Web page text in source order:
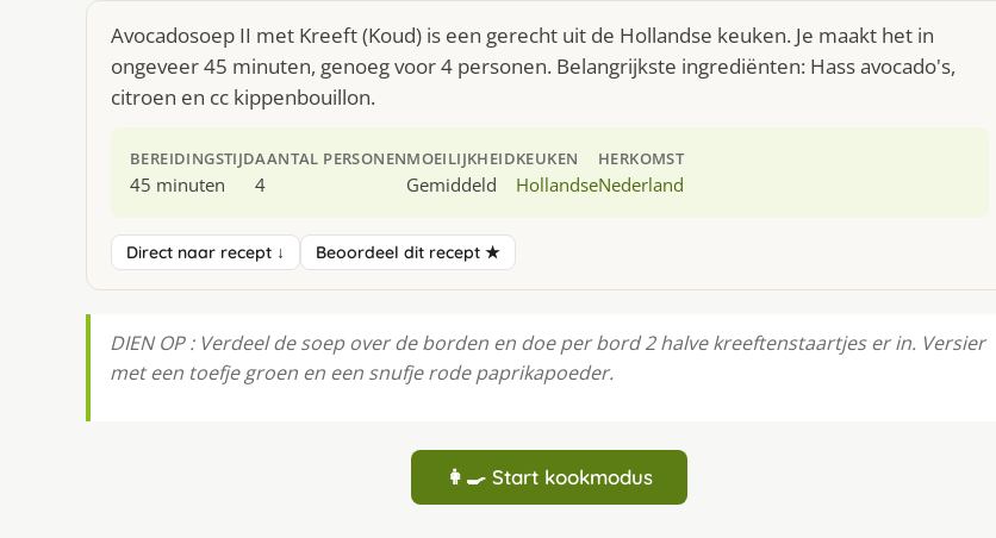
Avocadosoep II met Kreeft (Koud) is een gerecht uit de Hollandse keuken. Je maakt het in
ongeveer 45 minuten, genoeg voor 4 personen. Belangrijkste ingrediënten: Hass avocado's,
citroen en cc kippenbouillon.
BEREIDINGSTIJD
45 minuten
AANTAL PERSONEN
4
MOEILIJKHEID
Gemiddeld
KEUKEN
Hollandse
HERKOMST
Nederland
Direct naar recept ↓ Beoordeel dit recept ★
DIEN OP : Verdeel de soep over de borden en doe per bord 2 halve kreeftenstaartjes er in. Versier
met een toefje groen en een snufje rode paprikapoeder.
👩‍🍳 Start kookmodus